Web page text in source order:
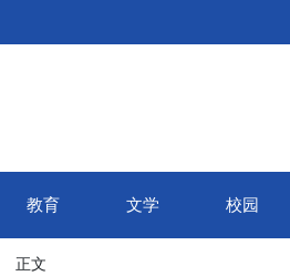
教育 文学 校园
正文